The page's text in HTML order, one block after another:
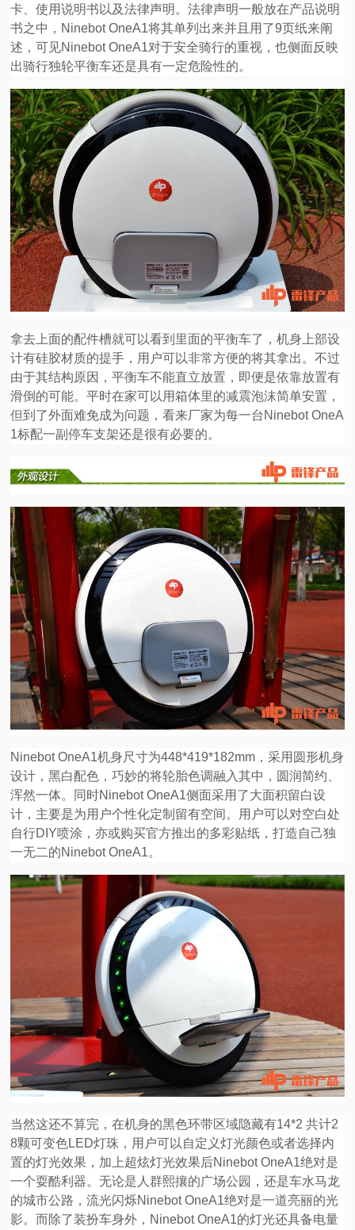
卡、使用说明书以及法律声明。法律声明一般放在产品说明
书之中，Ninebot OneA1将其单列出来并且用了9页纸来阐
述，可见Ninebot OneA1对于安全骑行的重视，也侧面反映
出骑行独轮平衡车还是具有一定危险性的。
拿去上面的配件槽就可以看到里面的平衡车了，机身上部设
计有硅胶材质的提手，用户可以非常方便的将其拿出。不过
由于其结构原因，平衡车不能直立放置，即便是依靠放置有
滑倒的可能。平时在家可以用箱体里的减震泡沫简单安置，
但到了外面难免成为问题，看来厂家为每一台Ninebot OneA
1标配一副停车支架还是很有必要的。
Ninebot OneA1机身尺寸为448*419*182mm，采用圆形机身
设计，黑白配色，巧妙的将轮胎色调融入其中，圆润简约、
浑然一体。同时Ninebot OneA1侧面采用了大面积留白设
计，主要是为用户个性化定制留有空间。用户可以对空白处
自行DIY喷涂，亦或购买官方推出的多彩贴纸，打造自己独
一无二的Ninebot OneA1。
当然这还不算完，在机身的黑色环带区域隐藏有14*2 共计2
8颗可变色LED灯珠，用户可以自定义灯光颜色或者选择内
置的灯光效果，加上超炫灯光效果后Ninebot OneA1绝对是
一个耍酷利器。无论是人群熙攘的广场公园，还是车水马龙
的城市公路，流光闪烁Ninebot OneA1绝对是一道亮丽的光
影。而除了装扮车身外，Ninebot OneA1的灯光还具备电量